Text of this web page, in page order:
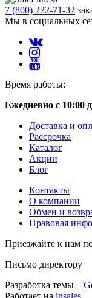
7 (800) 222-71-32
Мы в социальных
Время работы:
Ежедневно с 10:00
Доставка и
Рассрочка
Каталог
Акции
Блог
Контакты
О компании
Обмен и
Правовая
Приезжайте к нам
Письмо директору
Разработка темы –
Работает на insales